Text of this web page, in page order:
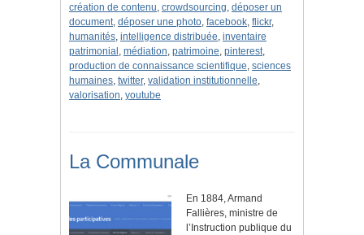
création de contenu, crowdsourcing, déposer un
document, déposer une photo, facebook, flickr,
humanités, intelligence distribuée, inventaire
patrimonial , médiation, patrimoine, pinterest,
production de connaissance scientifique, sciences
humaines, twitter, validation institutionnelle,
valorisation, youtube
La Communale
En 1884, Armand
Fallières, ministre de
l’Instruction publique du